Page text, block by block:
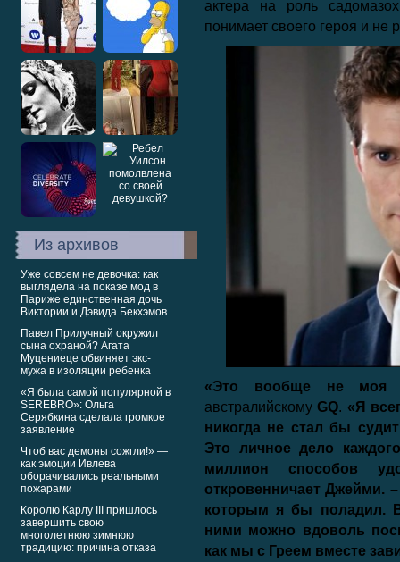
Из архивов
Уже совсем не девочка: как
выглядела на показе мод в
Париже единственная дочь
Виктории и Дэвида Бекхэмов
Павел Прилучный окружил
сына охраной? Агата
Муцениеце обвиняет экс-
мужа в изоляции ребенка
«Я была самой популярной в
SEREBRO»: Ольга
Серябкина сделала громкое
заявление
Чтоб вас демоны сожгли!» —
как эмоции Ивлева
оборачивались реальными
пожарами
Королю Карлу III пришлось
завершить свою
многолетнюю зимнюю
традицию: причина отказа
актера на роль
понимает своего героя и не
«Это вообще не моя
австралийскому GQ. «Я
никогда не стал бы
Это личное дело
миллион способов
откровенничает Джейми.
которым я бы поладил.
ними можно вдоволь
как мы с Греем вместе